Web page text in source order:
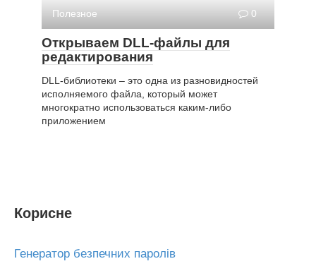
Полезное
0
Открываем DLL-файлы для
редактирования
DLL-библиотеки – это одна из разновидностей
исполняемого файла, который может
многократно использоваться каким-либо
приложением
Корисне
Генератор безпечних паролів